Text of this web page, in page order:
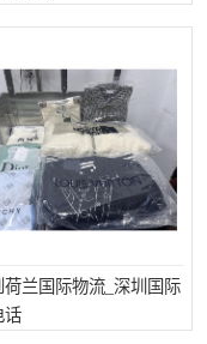
荷兰国际物流_深圳国际
话